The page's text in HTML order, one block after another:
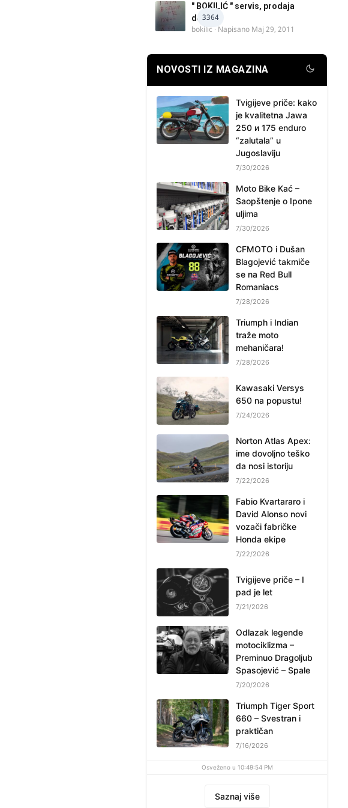
3364
" BOKILIĆ " servis, prodaja
delova
bokilic · Napisano Maj 29, 2011
NOVOSTI IZ MAGAZINA
Tvigijeve priče: kako
je kvalitetna Jawa
250 и 175 enduro
“zalutala” u
Jugoslaviju
7/30/2026
Moto Bike Kać –
Saopštenje o Ipone
uljima
7/30/2026
CFMOTO i Dušan
Blagojević takmiče
se na Red Bull
Romaniacs
7/28/2026
Triumph i Indian
traže moto
mehaničara!
7/28/2026
Kawasaki Versys
650 na popustu!
7/24/2026
Norton Atlas Apex:
ime dovoljno teško
da nosi istoriju
7/22/2026
Fabio Kvartararo i
David Alonso novi
vozači fabričke
Honda ekipe
7/22/2026
Tvigijeve priče – I
pad je let
7/21/2026
Odlazak legende
motociklizma –
Preminuo Dragoljub
Spasojević – Spale
7/20/2026
Triumph Tiger Sport
660 – Svestran i
praktičan
7/16/2026
Osveženo u 10:49:54 PM
Saznaj više